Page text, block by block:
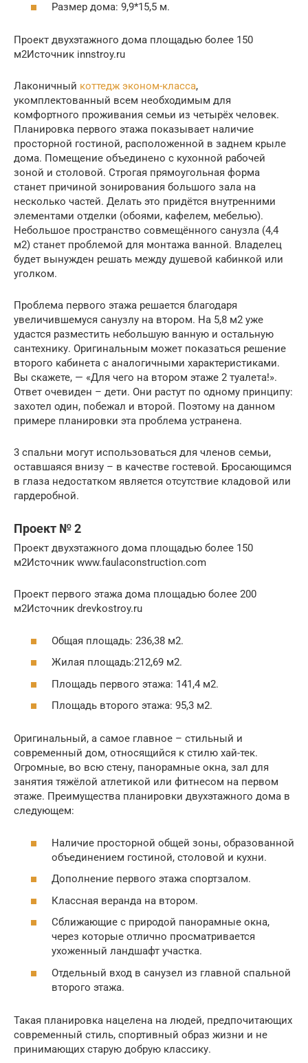
Размер дома: 9,9*15,5 м.
Проект двухэтажного дома площадью более 150
м2Источник innstroy.ru
Лаконичный коттедж эконом-класса,
укомплектованный всем необходимым для
комфортного проживания семьи из четырёх человек.
Планировка первого этажа показывает наличие
просторной гостиной, расположенной в заднем крыле
дома. Помещение объединено с кухонной рабочей
зоной и столовой. Строгая прямоугольная форма
станет причиной зонирования большого зала на
несколько частей. Делать это придётся внутренними
элементами отделки (обоями, кафелем, мебелью).
Небольшое пространство совмещённого санузла (4,4
м2) станет проблемой для монтажа ванной. Владелец
будет вынужден решать между душевой кабинкой или
уголком.
Проблема первого этажа решается благодаря
увеличившемуся санузлу на втором. На 5,8 м2 уже
удастся разместить небольшую ванную и остальную
сантехнику. Оригинальным может показаться решение
второго кабинета с аналогичными характеристиками.
Вы скажете, — «Для чего на втором этаже 2 туалета!».
Ответ очевиден – дети. Они растут по одному принципу:
захотел один, побежал и второй. Поэтому на данном
примере планировки эта проблема устранена.
3 спальни могут использоваться для членов семьи,
оставшаяся внизу – в качестве гостевой. Бросающимся
в глаза недостатком является отсутствие кладовой или
гардеробной.
Проект № 2
Проект двухэтажного дома площадью более 150
м2Источник www.faulaconstruction.com
Проект первого этажа дома площадью более 200
м2Источник drevkostroy.ru
Общая площадь: 236,38 м2.
Жилая площадь:212,69 м2.
Площадь первого этажа: 141,4 м2.
Площадь второго этажа: 95,3 м2.
Оригинальный, а самое главное – стильный и
современный дом, относящийся к стилю хай-тек.
Огромные, во всю стену, панорамные окна, зал для
занятия тяжёлой атлетикой или фитнесом на первом
этаже. Преимущества планировки двухэтажного дома в
следующем:
Наличие просторной общей зоны, образованной
объединением гостиной, столовой и кухни.
Дополнение первого этажа спортзалом.
Классная веранда на втором.
Сближающие с природой панорамные окна,
через которые отлично просматривается
ухоженный ландшафт участка.
Отдельный вход в санузел из главной спальной
второго этажа.
Такая планировка нацелена на людей, предпочитающих
современный стиль, спортивный образ жизни и не
принимающих старую добрую классику.